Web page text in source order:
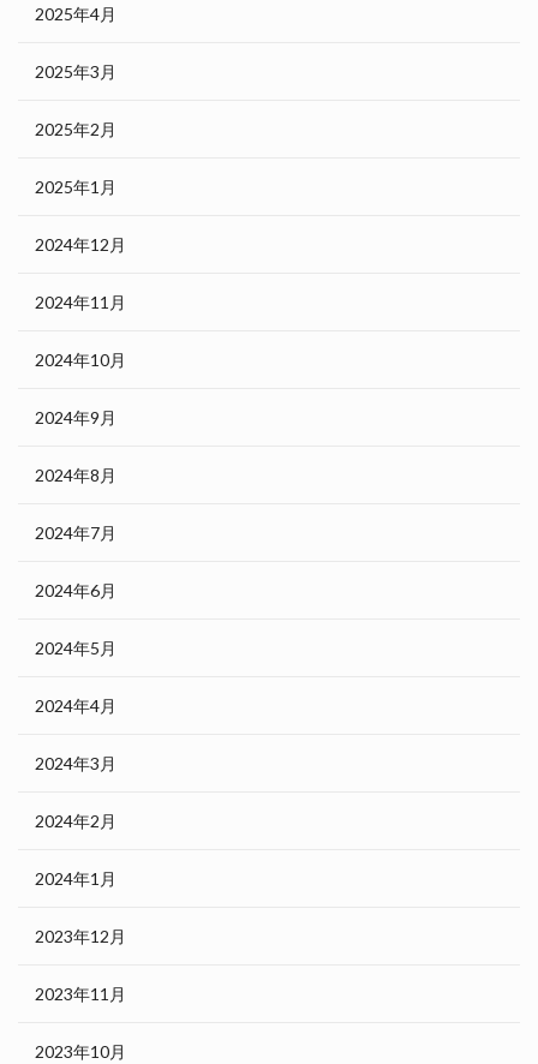
2025年4月
2025年3月
2025年2月
2025年1月
2024年12月
2024年11月
2024年10月
2024年9月
2024年8月
2024年7月
2024年6月
2024年5月
2024年4月
2024年3月
2024年2月
2024年1月
2023年12月
2023年11月
2023年10月